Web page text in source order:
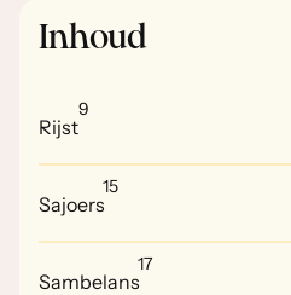
Inhoud
Rijst
9
Sajoers
15
Sambelans
17